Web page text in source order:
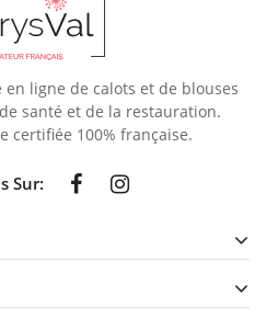
ligne de calots et de blouses
santé et de la restauration.
certifiée 100% française.
Sur: